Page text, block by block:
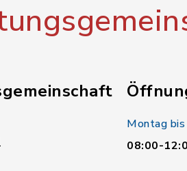
Montag
08:00-